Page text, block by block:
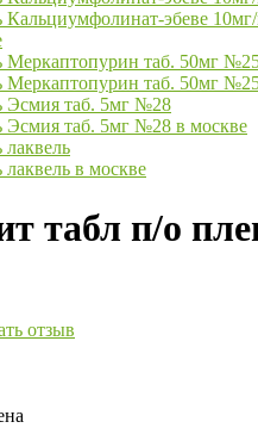
Кальциумфолинат-эбеве
Меркаптопурин таб. 50мг
Меркаптопурин таб. 50мг
Эсмия таб. 5мг №28
Эсмия таб. 5мг №28 в москве
лаквель
лаквель в москве
табл п/о
отзыв